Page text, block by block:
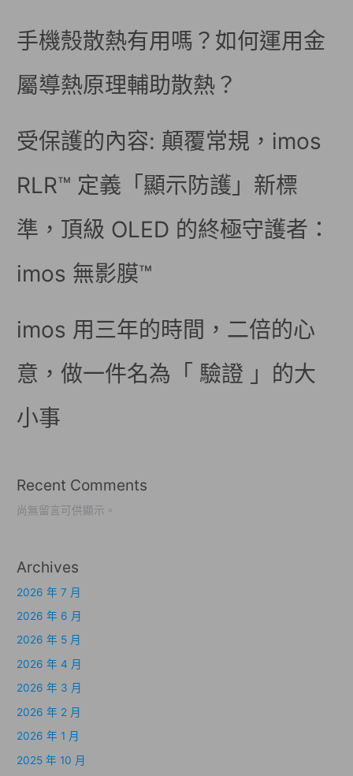
手機殼散熱有用嗎？如何運用金
屬導熱原理輔助散熱？
受保護的內容: 顛覆常規，imos
RLR™ 定義「顯示防護」新標
準，頂級 OLED 的終極守護者：
imos 無影膜™
imos 用三年的時間，二倍的心
意，做一件名為「 驗證 」的大
小事
Recent Comments
尚無留言可供顯示。
Archives
2026 年 7 月
2026 年 6 月
2026 年 5 月
2026 年 4 月
2026 年 3 月
2026 年 2 月
2026 年 1 月
2025 年 10 月